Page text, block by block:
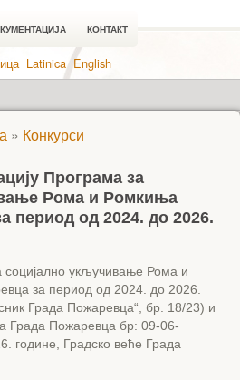
КОНТАКТ
Latinica English
» Конкурси
Програма за
Рома и Ромкиња
период од 2024. до 2026.
социјално укључивање Рома и
за период од 2024. до 2026.
Града Пожаревца“, бр. 18/23) и
Града Пожаревца бр: 09-06-
године, Градско веће Града